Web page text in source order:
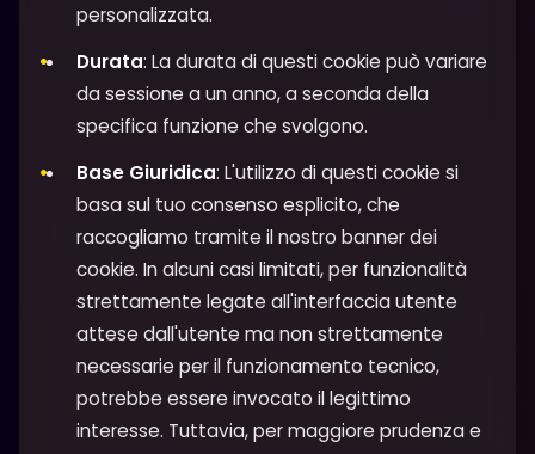
personalizzata.
Durata: La durata di questi cookie può variare
da sessione a un anno, a seconda della
specifica funzione che svolgono.
Base Giuridica: L'utilizzo di questi cookie si
basa sul tuo consenso esplicito, che
raccogliamo tramite il nostro banner dei
cookie. In alcuni casi limitati, per funzionalità
strettamente legate all'interfaccia utente
attese dall'utente ma non strettamente
necessarie per il funzionamento tecnico,
potrebbe essere invocato il legittimo
interesse. Tuttavia, per maggiore prudenza e